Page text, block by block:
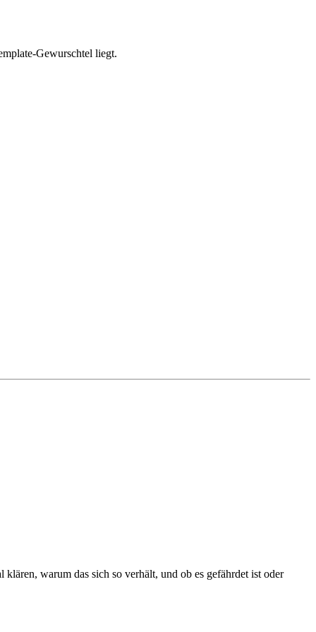
Gewurschtel liegt.
warum das sich so verhält, und ob es gefährdet ist oder